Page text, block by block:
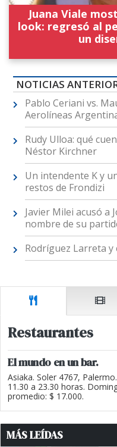
Juana Viale
look: regresó al
un
NOTICIAS
Pablo Ceriani vs.
Aerolíneas
Rudy Ulloa: qué
Néstor Kirchner
Un intendente K y
restos de Frondizi
Javier Milei acusó a
nombre de su
Rodríguez Larreta
Restaurantes
El mundo en un bar.
Asiaka. Soler 4767,
11.30 a 23.30 horas.
promedio: $ 17.000.
MÁS LEÍDAS